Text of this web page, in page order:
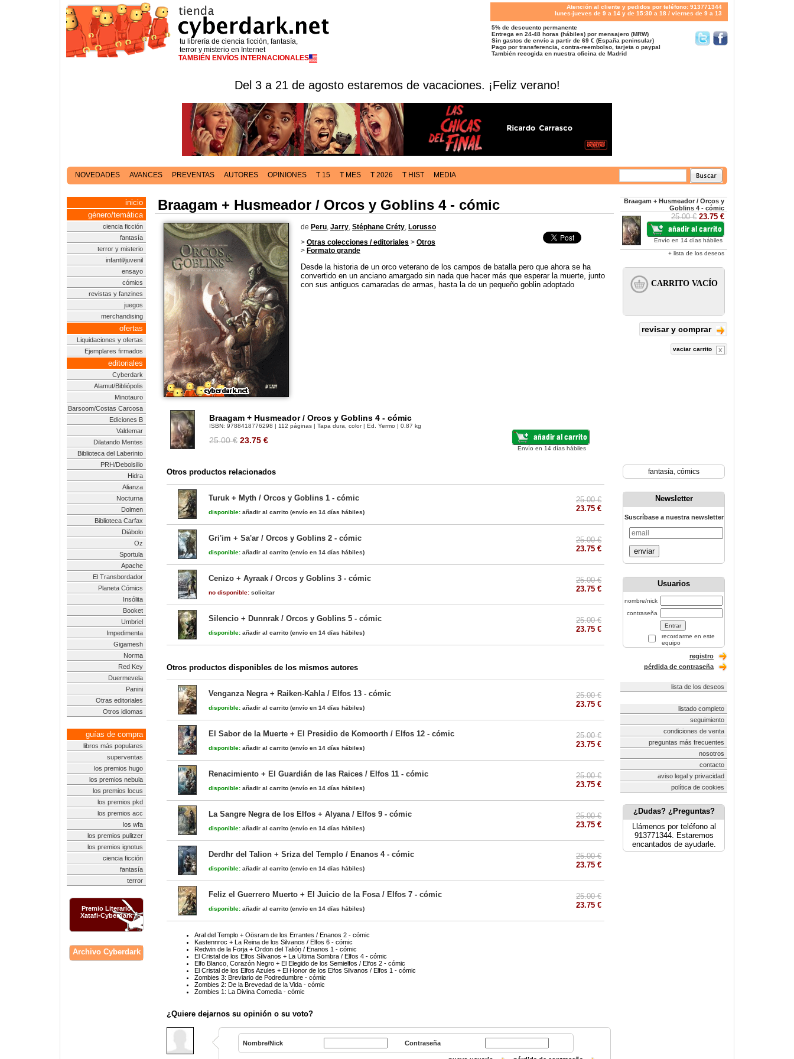
tu librería de ciencia ficción, fantasía,
terror y misterio en Internet
TAMBIÉN ENVÍOS INTERNACIONALES
Atención al cliente y pedidos por teléfono: 913771344
lunes-jueves de 9 a 14 y de 15:30 a 18 / viernes de 9 a 13
5% de descuento permanente
Entrega en 24-48 horas (hábiles) por mensajero (MRW)
Sin gastos de envío a partir de 69 € (España peninsular)
Pago por transferencia, contra-reembolso, tarjeta o paypal
También recogida en nuestra oficina de Madrid
Del 3 a 21 de agosto estaremos de vacaciones. ¡Feliz verano!
NOVEDADES AVANCES PREVENTAS AUTORES OPINIONES T 15 T MES T 2026 T HIST MEDIA
inicio
género/temática
ciencia ficción
fantasía
terror y misterio
infantil/juvenil
ensayo
cómics
revistas y fanzines
juegos
merchandising
ofertas
Liquidaciones y ofertas
Ejemplares firmados
editoriales
Cyberdark
Alamut/Bibliópolis
Minotauro
Barsoom/Costas Carcosa
Ediciones B
Valdemar
Dilatando Mentes
Biblioteca del Laberinto
PRH/Debolsillo
Hidra
Alianza
Nocturna
Dolmen
Biblioteca Carfax
Diábolo
Oz
Sportula
Apache
El Transbordador
Planeta Cómics
Insólita
Booket
Umbriel
Impedimenta
Gigamesh
Norma
Red Key
Duermevela
Panini
Otras editoriales
Otros idiomas
guías de compra
libros más populares
superventas
los premios hugo
los premios nebula
los premios locus
los premios pkd
los premios acc
los wfa
los premios pulitzer
los premios ignotus
ciencia ficción
fantasía
terror
Premio Literario
Xatafi-Cyberdark
Archivo Cyberdark
Braagam + Husmeador / Orcos y Goblins 4 - cómic
de Peru, Jarry, Stéphane Créty, Lorusso
> Otras colecciones / editoriales > Otros
> Formato grande
Desde la historia de un orco veterano de los campos de batalla pero que ahora se ha
convertido en un anciano amargado sin nada que hacer más que esperar la muerte, junto
con sus antiguos camaradas de armas, hasta la de un pequeño goblin adoptado
Braagam + Husmeador / Orcos y Goblins 4 - cómic
ISBN: 9788418776298 | 112 páginas | Tapa dura, color | Ed. Yermo | 0.87 kg
25.00 € 23.75 €
Envío en 14 días hábiles
Otros productos relacionados
Turuk + Myth / Orcos y Goblins 1 - cómic
disponible: añadir al carrito (envío en 14 días hábiles)
25.00 €
23.75 €
Gri'im + Sa'ar / Orcos y Goblins 2 - cómic
disponible: añadir al carrito (envío en 14 días hábiles)
25.00 €
23.75 €
Cenizo + Ayraak / Orcos y Goblins 3 - cómic
no disponible: solicitar
25.00 €
23.75 €
Silencio + Dunnrak / Orcos y Goblins 5 - cómic
disponible: añadir al carrito (envío en 14 días hábiles)
25.00 €
23.75 €
Otros productos disponibles de los mismos autores
Venganza Negra + Raiken-Kahla / Elfos 13 - cómic
disponible: añadir al carrito (envío en 14 días hábiles)
25.00 €
23.75 €
El Sabor de la Muerte + El Presidio de Komoorth / Elfos 12 - cómic
disponible: añadir al carrito (envío en 14 días hábiles)
25.00 €
23.75 €
Renacimiento + El Guardián de las Raices / Elfos 11 - cómic
disponible: añadir al carrito (envío en 14 días hábiles)
25.00 €
23.75 €
La Sangre Negra de los Elfos + Alyana / Elfos 9 - cómic
disponible: añadir al carrito (envío en 14 días hábiles)
25.00 €
23.75 €
Derdhr del Talion + Sriza del Templo / Enanos 4 - cómic
disponible: añadir al carrito (envío en 14 días hábiles)
25.00 €
23.75 €
Feliz el Guerrero Muerto + El Juicio de la Fosa / Elfos 7 - cómic
disponible: añadir al carrito (envío en 14 días hábiles)
25.00 €
23.75 €
Aral del Templo + Oösram de los Errantes / Enanos 2 - cómic
Kastennroc + La Reina de los Silvanos / Elfos 6 - cómic
Redwin de la Forja + Ordon del Talión / Enanos 1 - cómic
El Cristal de los Elfos Sílvanos + La Última Sombra / Elfos 4 - cómic
Elfo Blanco, Corazón Negro + El Elegido de los Semielfos / Elfos 2 - cómic
El Cristal de los Elfos Azules + El Honor de los Elfos Silvanos / Elfos 1 - cómic
Zombies 3: Breviario de Podredumbre - cómic
Zombies 2: De la Brevedad de la Vida - cómic
Zombies 1: La Divina Comedia - cómic
¿Quiere dejarnos su opinión o su voto?
Nombre/Nick Contraseña
Braagam + Husmeador / Orcos y
Goblins 4 - cómic
25.00 € 23.75 €
Envío en 14 días hábiles
+ lista de los deseos
revisar y comprar
vaciar carrito
fantasía, cómics
Newsletter
Suscríbase a nuestra newsletter
enviar
Usuarios
nombre/nick
contraseña
recordarme en este
equipo
registro
pérdida de contraseña
lista de los deseos
listado completo
seguimiento
condiciones de venta
preguntas más frecuentes
nosotros
contacto
aviso legal y privacidad
política de cookies
¿Dudas? ¿Preguntas?
Llámenos por teléfono al
913771344. Estaremos
encantados de ayudarle.